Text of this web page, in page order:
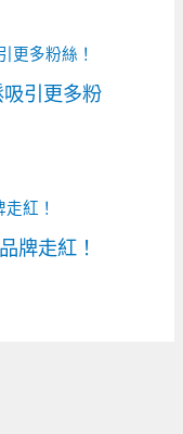
引更多粉
牌走紅！